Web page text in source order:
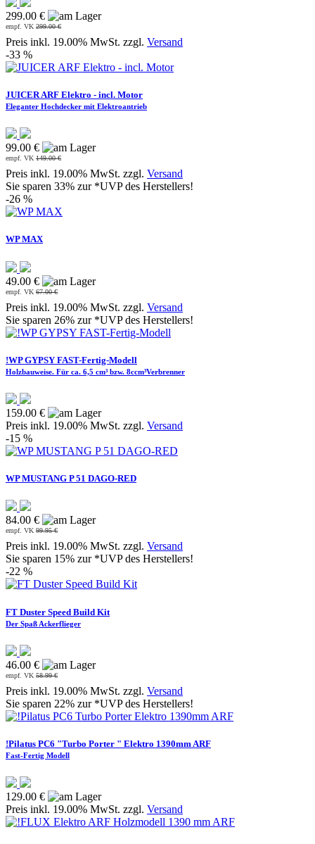
299.00 €
empf. VK 299.00 €
Preis inkl. 19.00% MwSt. zzgl. Versand
-33 %
JUICER ARF Elektro - incl. Motor
Eleganter Hochdecker mit Elektroantrieb
99.00 €
empf. VK 149.00 €
Preis inkl. 19.00% MwSt. zzgl. Versand
Sie sparen 33% zur *UVP des Herstellers!
-26 %
WP MAX
49.00 €
empf. VK 67.00 €
Preis inkl. 19.00% MwSt. zzgl. Versand
Sie sparen 26% zur *UVP des Herstellers!
!WP GYPSY FAST-Fertig-Modell
Holzbauweise. Für ca. 6,5 cm³ bzw. 8ccm³Verbrenner
159.00 €
Preis inkl. 19.00% MwSt. zzgl. Versand
-15 %
WP MUSTANG P 51 DAGO-RED
84.00 €
empf. VK 99.95 €
Preis inkl. 19.00% MwSt. zzgl. Versand
Sie sparen 15% zur *UVP des Herstellers!
-22 %
FT Duster Speed Build Kit
Der Spaß Ackerflieger
46.00 €
empf. VK 58.99 €
Preis inkl. 19.00% MwSt. zzgl. Versand
Sie sparen 22% zur *UVP des Herstellers!
!Pilatus PC6 "Turbo Porter " Elektro 1390mm ARF
Fast-Fertig Modell
129.00 €
Preis inkl. 19.00% MwSt. zzgl. Versand